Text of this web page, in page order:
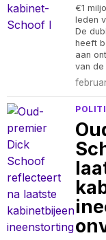
€1
leden
De
heeft
aan
van de